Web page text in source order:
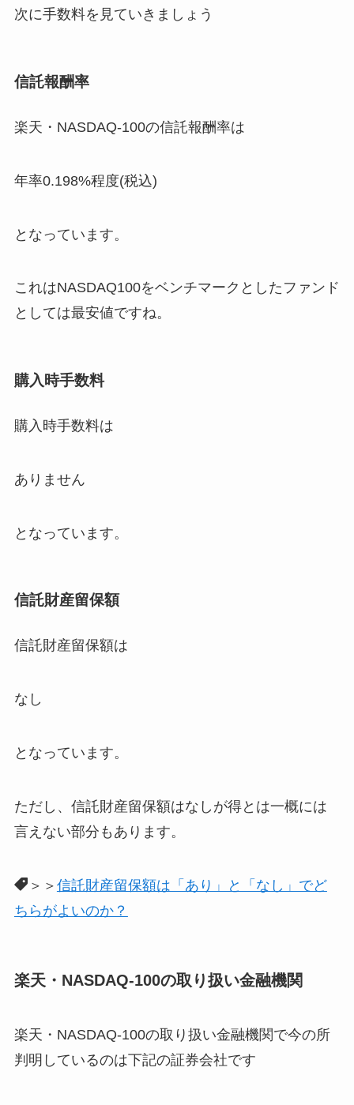
次に手数料を見ていきましょう
信託報酬率
楽天・NASDAQ-100の信託報酬率は
年率0.198%程度(税込)
となっています。
これはNASDAQ100をベンチマークとしたファンド
としては最安値ですね。
購入時手数料
購入時手数料は
ありません
となっています。
信託財産留保額
信託財産留保額は
なし
となっています。
ただし、信託財産留保額はなしが得とは一概には
言えない部分もあります。
＞＞ 信託財産留保額は「あり」と「なし」でど
ちらがよいのか？
楽天・NASDAQ-100の取り扱い金融機関
楽天・NASDAQ-100の取り扱い金融機関で今の所
判明しているのは下記の証券会社です